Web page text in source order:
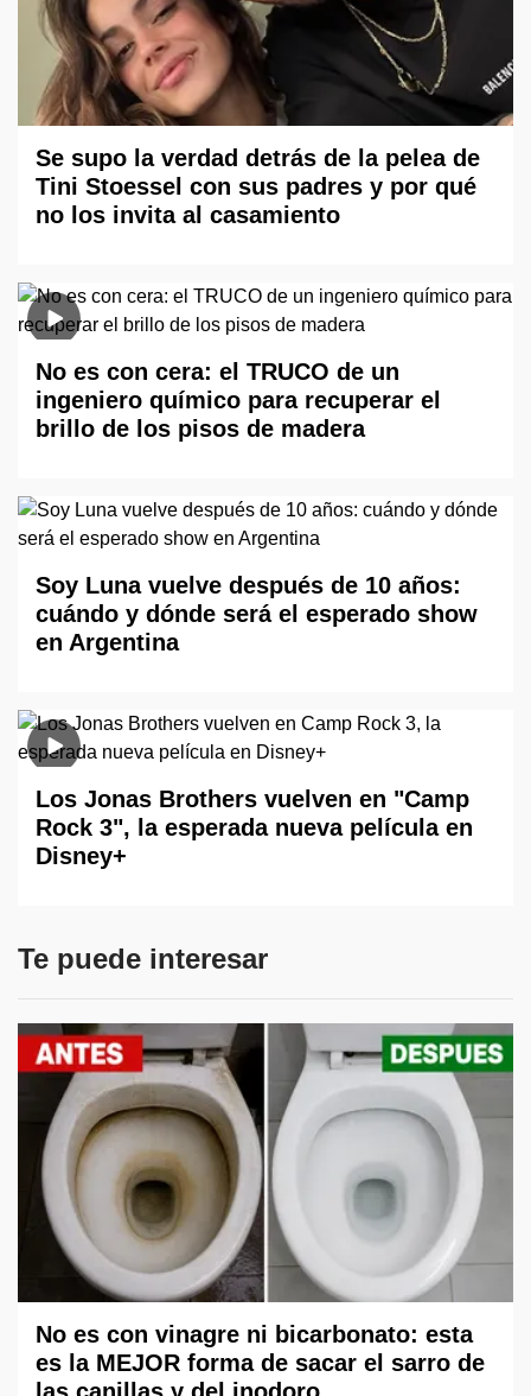
Se supo la verdad detrás de la pelea de
Tini Stoessel con sus padres y por qué
no los invita al casamiento
No es con cera: el TRUCO de un
ingeniero químico para recuperar el
brillo de los pisos de madera
Soy Luna vuelve después de 10 años:
cuándo y dónde será el esperado show
en Argentina
Los Jonas Brothers vuelven en "Camp
Rock 3", la esperada nueva película en
Disney+
Te puede interesar
No es con vinagre ni bicarbonato: esta
es la MEJOR forma de sacar el sarro de